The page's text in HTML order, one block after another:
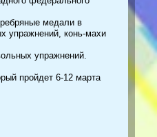
медали в
упражнений, конь-махи
упражнений.
пройдет 6-12 марта